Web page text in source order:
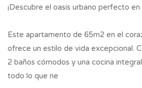
¡Descubre el oasis urbano perfecto
Este apartamento de 65m2 en el
ofrece un estilo de vida excepcional.
2 baños cómodos y una cocina
todo lo que ne